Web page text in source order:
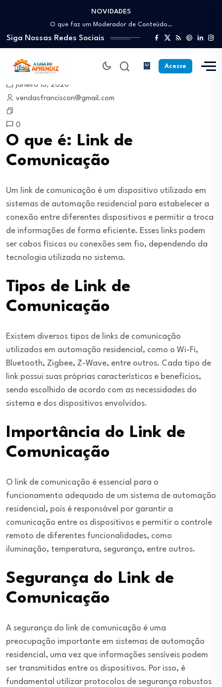
NOVIDADES
Como trabalhar como Estoquista: O guia para…
O que faz um Moderador de Conteúdo…
Como ser um Afiliado de Sucesso trabalhando…
Como dar Aulas Particulares Online e viver…
Profissão Instalador Solar: Como entrar no mercado…
Como trabalhar como Estoquista: O guia para…
O que faz um Moderador de Conteúdo…
Como ser um Afiliado de Sucesso trabalhando…
Siga Nossas Redes Sociais
Acesse
janeiro 13, 2026
vendasfranciscon@gmail.com
0
O que é: Link de
Comunicação
Um link de comunicação é um dispositivo utilizado em
sistemas de automação residencial para estabelecer a
conexão entre diferentes dispositivos e permitir a troca
de informações de forma eficiente. Esses links podem
ser cabos físicos ou conexões sem fio, dependendo da
tecnologia utilizada no sistema.
Tipos de Link de
Comunicação
Existem diversos tipos de links de comunicação
utilizados em automação residencial, como o Wi-Fi,
Bluetooth, Zigbee, Z-Wave, entre outros. Cada tipo de
link possui suas próprias características e benefícios,
sendo escolhido de acordo com as necessidades do
sistema e dos dispositivos envolvidos.
Importância do Link de
Comunicação
O link de comunicação é essencial para o
funcionamento adequado de um sistema de automação
residencial, pois é responsável por garantir a
comunicação entre os dispositivos e permitir o controle
remoto de diferentes funcionalidades, como
iluminação, temperatura, segurança, entre outros.
Segurança do Link de
Comunicação
A segurança do link de comunicação é uma
preocupação importante em sistemas de automação
residencial, uma vez que informações sensíveis podem
ser transmitidas entre os dispositivos. Por isso, é
fundamental utilizar protocolos de segurança robustos